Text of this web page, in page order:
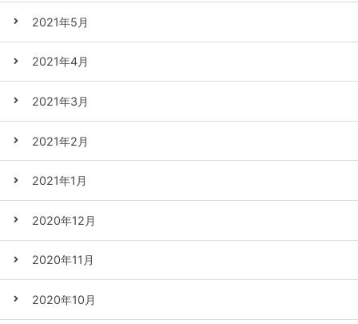
2021年5月
2021年4月
2021年3月
2021年2月
2021年1月
2020年12月
2020年11月
2020年10月